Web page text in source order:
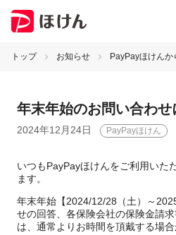
トップ お知らせ PayPayほけん
年末年始のお問い合わせ
2024年12月24日 PayPayほけん
いつもPayPayほけんをご利用いた
ます。
年末年始【2024/12/28（土）～
せの回答、各保険会社の保険金請
は、通常よりお時間を頂戴する場合